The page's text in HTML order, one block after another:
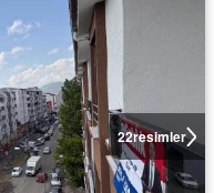
22resimler